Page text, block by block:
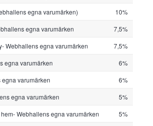
egna varumärken)
10%
egna varumärken
7,5%
Webhallens egna varumärken
7,5%
egna varumärken
6%
varumärken
6%
egna varumärken
5%
Webhallens egna varumärken
5%